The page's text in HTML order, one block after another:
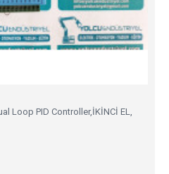
Loop PID Controller,İKİNCİ EL,